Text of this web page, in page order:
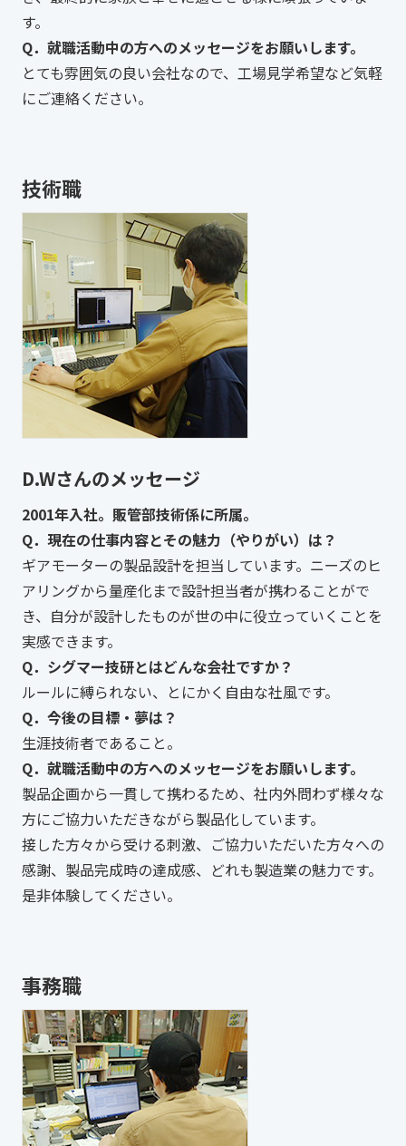
す。
Q．就職活動中の方へのメッセージをお願いします。
とても雰囲気の良い会社なので、工場見学希望など気軽
にご連絡ください。
技術職
D.Wさんのメッセージ
2001年入社。販管部技術係に所属。
Q．現在の仕事内容とその魅力（やりがい）は？
ギアモーターの製品設計を担当しています。ニーズのヒ
アリングから量産化まで設計担当者が携わることがで
き、自分が設計したものが世の中に役立っていくことを
実感できます。
Q．シグマー技研とはどんな会社ですか？
ルールに縛られない、とにかく自由な社風です。
Q．今後の目標・夢は？
生涯技術者であること。
Q．就職活動中の方へのメッセージをお願いします。
製品企画から一貫して携わるため、社内外問わず様々な
方にご協力いただきながら製品化しています。
接した方々から受ける刺激、ご協力いただいた方々への
感謝、製品完成時の達成感、どれも製造業の魅力です。
是非体験してください。
事務職